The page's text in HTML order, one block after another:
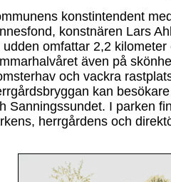
konstintendent
konstnären Lars
udden omfattar 2,2
även på
och vackra
kan
Sanningssundet. I parken
herrgårdens och